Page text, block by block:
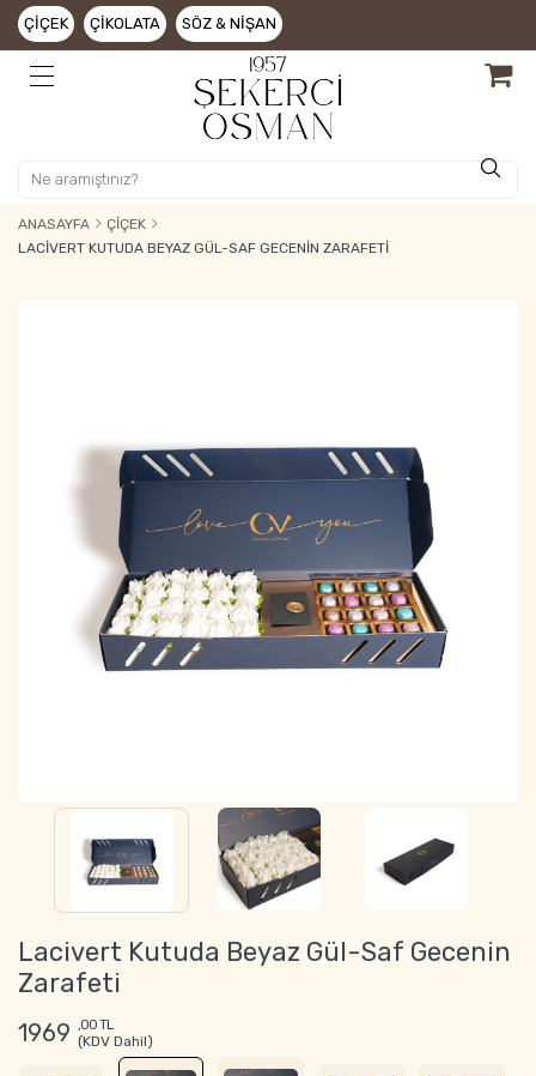
ÇIÇEK ÇIKOLATA SÖZ & NIŞAN
ANASAYFA
ÇIÇEK
LACIVERT KUTUDA BEYAZ GÜL-SAF GECENIN ZARAFETI
Lacivert Kutuda Beyaz Gül-Saf Gecenin
Zarafeti
1969 ,00 TL
(KDV Dahil)